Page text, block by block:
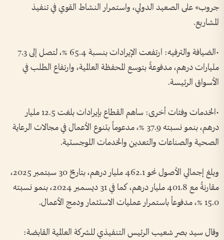
جروب» على الصعيد الدولي، واستمرار النشاط القوي في تنفيذ
المشاريع.
•الضيافة والترفيه: ارتفعت الإيرادات بنسبة 65.4 %، لتصل إلى 7.3
مليارات درهم، مدفوعةً بتوسع المحفظة العالمية، وارتفاع الطلب في
الأسواق الرئيسة.
•الخدمات وفئات أخرى: ساهم القطاع بإيرادات بلغت 12.5 مليار
درهم، بنمو نسبته 37.9 %، مدعوماً بتنوع الأعمال في مجالات الرعاية
الصحية والصناعات والتعدين والخدمات اللوجستية.
وبلغ إجمالي الأصول نحو 462.1 مليار درهم، بتاريخ 30 سبتمبر 2025،
مقارنةً مع 401.8 مليار درهم، كما في 31 ديسمبر 2024، بنمو نسبته
15.0 %، مدفوعاً باستمرار عمليات الاستثمار ودمج الأعمال.
وقال سيد بصر شعيب الرئيس التنفيذي للشركة العالمية القابضة: